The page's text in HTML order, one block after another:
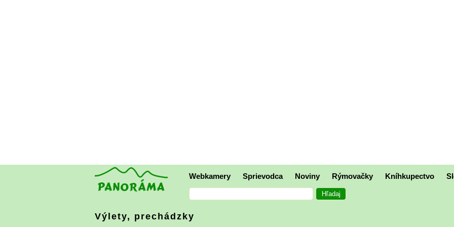
Webkamery Sprievodca Noviny Rýmovačky Kníhkupectvo
Výlety, prechádzky